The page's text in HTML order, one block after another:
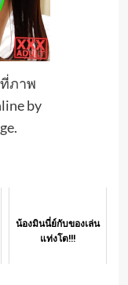
ภาพ
by
น้องมินนี่ย์กับของเล่น
แท่งโต!!!